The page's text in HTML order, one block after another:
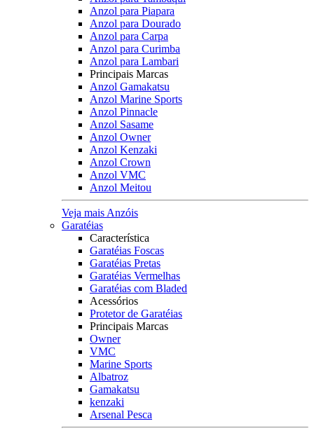
Anzol para Piapara
Anzol para Dourado
Anzol para Carpa
Anzol para Curimba
Anzol para Lambari
Principais Marcas
Anzol Gamakatsu
Anzol Marine Sports
Anzol Pinnacle
Anzol Sasame
Anzol Owner
Anzol Kenzaki
Anzol Crown
Anzol VMC
Anzol Meitou
Veja mais Anzóis
Garatéias
Característica
Garatéias Foscas
Garatéias Pretas
Garatéias Vermelhas
Garatéias com Bladed
Acessórios
Protetor de Garatéias
Principais Marcas
Owner
VMC
Marine Sports
Albatroz
Gamakatsu
kenzaki
Arsenal Pesca